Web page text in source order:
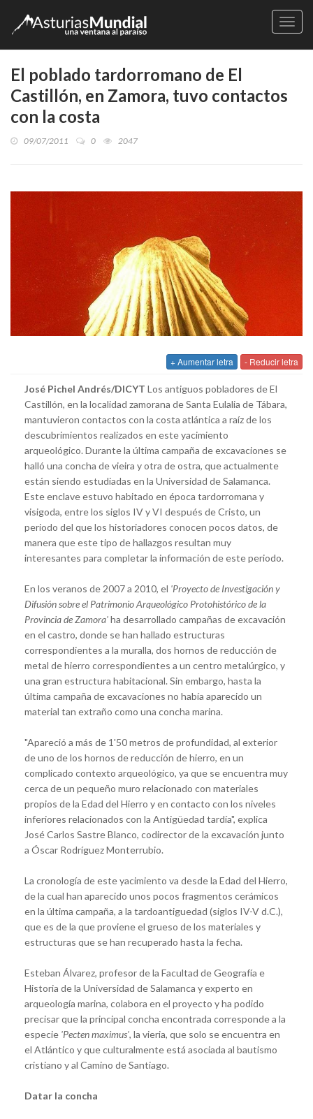
El poblado tardorromano de El
Castillón, en Zamora, tuvo contactos
con la costa
09/07/2011 0 2047
+ Aumentar letra - Reducir letra
José Pichel Andrés/DICYT Los antiguos pobladores de El
Castillón, en la localidad zamorana de Santa Eulalia de Tábara,
mantuvieron contactos con la costa atlántica a raíz de los
descubrimientos realizados en este yacimiento
arqueológico. Durante la última campaña de excavaciones se
halló una concha de vieira y otra de ostra, que actualmente
están siendo estudiadas en la Universidad de Salamanca.
Este enclave estuvo habitado en época tardorromana y
visigoda, entre los siglos IV y VI después de Cristo, un
periodo del que los historiadores conocen pocos datos, de
manera que este tipo de hallazgos resultan muy
interesantes para completar la información de este periodo.
En los veranos de 2007 a 2010, el 'Proyecto de Investigación y
Difusión sobre el Patrimonio Arqueológico Protohistórico de la
Provincia de Zamora'ha desarrollado campañas de excavación
en el castro, donde se han hallado estructuras
correspondientes a la muralla, dos hornos de reducción de
metal de hierro correspondientes a un centro metalúrgico, y
una gran estructura habitacional. Sin embargo, hasta la
última campaña de excavaciones no había aparecido un
material tan extraño como una concha marina.
"Apareció a más de 1'50 metros de profundidad, al exterior
de uno de los hornos de reducción de hierro, en un
complicado contexto arqueológico, ya que se encuentra muy
cerca de un pequeño muro relacionado con materiales
propios de la Edad del Hierro y en contacto con los niveles
inferiores relacionados con la Antigüedad tardía", explica
José Carlos Sastre Blanco, codirector de la excavación junto
a Óscar Rodríguez Monterrubio.
La cronología de este yacimiento va desde la Edad del Hierro,
de la cual han aparecido unos pocos fragmentos cerámicos
en la última campaña, a la tardoantiguedad (siglos IV-V d.C.),
que es de la que proviene el grueso de los materiales y
estructuras que se han recuperado hasta la fecha.
Esteban Álvarez, profesor de la Facultad de Geografía e
Historia de la Universidad de Salamanca y experto en
arqueología marina, colabora en el proyecto y ha podido
precisar que la principal concha encontrada corresponde a la
especie 'Pecten maximus', la vieria, que solo se encuentra en
el Atlántico y que culturalmente está asociada al bautismo
cristiano y al Camino de Santiago.
Datar la concha